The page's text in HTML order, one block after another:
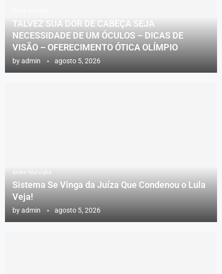
TALVEZ SUA DOR DE CABEÇA SEJA
NECESSIDADE DE UM ÓCULOS – DICAS DE
VISÃO – OFERECIMENTO ÓTICA OLÍMPIO
byadmin agosto 5, 2026
Andre Marsiglia
Sistema Se Vinga da Juíza Que Condenou o Lula
Veja!
byadmin agosto 5, 2026